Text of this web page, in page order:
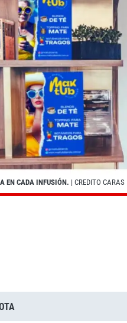
EN CADA INFUSIÓN. | CREDITO CARAS